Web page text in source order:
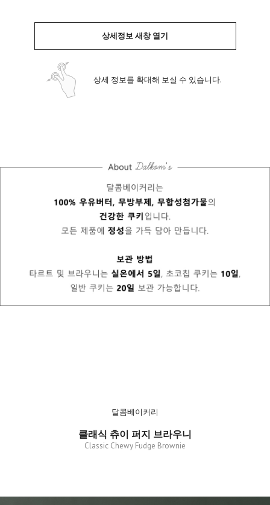
상세정보 새창 열기
상세 정보를 확대해 보실 수 있습니다.
달콤베이커리
클래식 츄이 퍼지 브라우니
Classic Chewy Fudge Brownie